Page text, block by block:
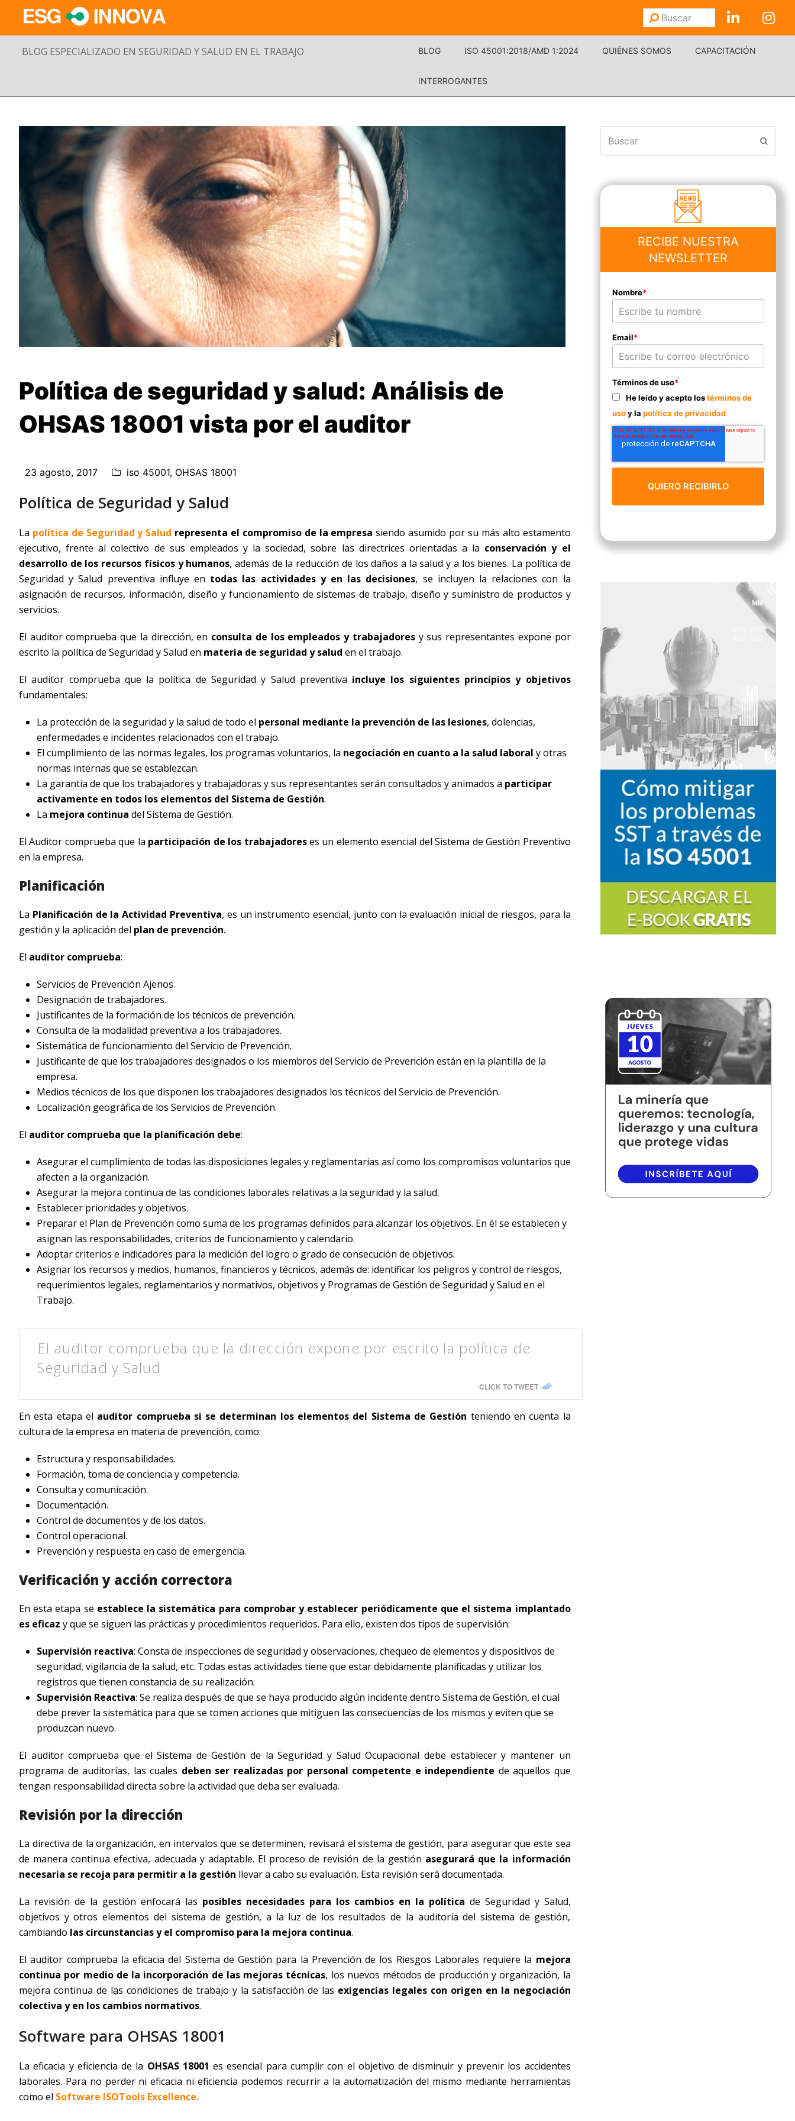
Buscar
BLOG ESPECIALIZADO EN SEGURIDAD Y SALUD EN EL TRABAJO BLOG ISO 45001:2018/AMD 1:2024 QUIÉNES SOMOS CAPACITACIÓN
INTERROGANTES
Política de seguridad y salud: Análisis de
OHSAS 18001 vista por el auditor
23 agosto, 2017 iso 45001, OHSAS 18001
Política de Seguridad y Salud
La política de Seguridad y Salud representa el compromiso de la empresa siendo asumido por su más alto estamento
ejecutivo, frente al colectivo de sus empleados y la sociedad, sobre las directrices orientadas a la conservación y el
desarrollo de los recursos físicos y humanos, además de la reducción de los daños a la salud y a los bienes. La política de
Seguridad y Salud preventiva influye en todas las actividades y en las decisiones, se incluyen la relaciones con la
asignación de recursos, información, diseño y funcionamiento de sistemas de trabajo, diseño y suministro de productos y
servicios.
El auditor comprueba que la dirección, en consulta de los empleados y trabajadoresy sus representantes expone por
escrito la política de Seguridad y Salud en materia de seguridad y salud en el trabajo.
El auditor comprueba que la política de Seguridad y Salud preventiva incluye los siguientes principios y objetivos
fundamentales:
La protección de la seguridad y la salud de todo el personal mediante la prevención de las lesiones, dolencias,
enfermedades e incidentes relacionados con el trabajo.
El cumplimiento de las normas legales, los programas voluntarios, la negociación en cuanto a la salud laboral y otras
normas internas que se establezcan.
La garantía de que los trabajadores y trabajadoras y sus representantes serán consultados y animados a participar
activamente en todos los elementos del Sistema de Gestión.
La mejora continua del Sistema de Gestión.
El Auditor comprueba que la participación de los trabajadoreses un elemento esencial del Sistema de Gestión Preventivo
en la empresa.
Planificación
La Planificación de la Actividad Preventiva, es un instrumento esencial, junto con la evaluación inicial de riesgos, para la
gestión y la aplicación del plan de prevención.
El auditor comprueba:
Servicios de Prevención Ajenos.
Designación de trabajadores.
Justificantes de la formación de los técnicos de prevención.
Consulta de la modalidad preventiva a los trabajadores.
Sistemática de funcionamiento del Servicio de Prevención.
Justificante de que los trabajadores designados o los miembros del Servicio de Prevención están en la plantilla de la
empresa.
Medios técnicos de los que disponen los trabajadores designados los técnicos del Servicio de Prevención.
Localización geográfica de los Servicios de Prevención.
El auditor comprueba que la planificación debe:
Asegurar el cumplimiento de todas las disposiciones legales y reglamentarias así como los compromisos voluntarios que
afecten a la organización.
Asegurar la mejora continua de las condiciones laborales relativas a la seguridad y la salud.
Establecer prioridades y objetivos.
Preparar el Plan de Prevención como suma de los programas definidos para alcanzar los objetivos. En él se establecen y
asignan las responsabilidades, criterios de funcionamiento y calendario.
Adoptar criterios e indicadores para la medición del logro o grado de consecución de objetivos.
Asignar los recursos y medios, humanos, financieros y técnicos, además de: identificar los peligros y control de riesgos,
requerimientos legales, reglamentarios y normativos, objetivos y Programas de Gestión de Seguridad y Salud en el
Trabajo.
El auditor comprueba que la dirección expone por escrito la política de
Seguridad y Salud
CLICK TO TWEET
En esta etapa el auditor comprueba si se determinan los elementos del Sistema de Gestión teniendo en cuenta la
cultura de la empresa en materia de prevención, como:
Estructura y responsabilidades.
Formación, toma de conciencia y competencia.
Consulta y comunicación.
Documentación.
Control de documentos y de los datos.
Control operacional.
Prevención y respuesta en caso de emergencia.
Verificación y acción correctora
En esta etapa se establece la sistemática para comprobar y establecer periódicamente que el sistema implantado
es eficaz y que se siguen las prácticas y procedimientos requeridos. Para ello, existen dos tipos de supervisión:
Supervisión reactiva: Consta de inspecciones de seguridad y observaciones, chequeo de elementos y dispositivos de
seguridad, vigilancia de la salud, etc. Todas estas actividades tiene que estar debidamente planificadas y utilizar los
registros que tienen constancia de su realización.
Supervisión Reactiva: Se realiza después de que se haya producido algún incidente dentro Sistema de Gestión, el cual
debe prever la sistemática para que se tomen acciones que mitiguen las consecuencias de los mismos y eviten que se
produzcan nuevo.
El auditor comprueba que el Sistema de Gestión de la Seguridad y Salud Ocupacional debe establecer y mantener un
programa de auditorías, las cuales deben ser realizadas por personal competente e independiente de aquellos que
tengan responsabilidad directa sobre la actividad que deba ser evaluada.
Revisión por la dirección
La directiva de la organización, en intervalos que se determinen, revisará el sistema de gestión, para asegurar que este sea
de manera continua efectiva, adecuada y adaptable. El proceso de revisión de la gestión asegurará que la información
necesaria se recoja para permitir a la gestión llevar a cabo su evaluación. Esta revisión será documentada.
La revisión de la gestión enfocará las posibles necesidades para los cambios en la política de Seguridad y Salud,
objetivos y otros elementos del sistema de gestión, a la luz de los resultados de la auditoría del sistema de gestión,
cambiando las circunstancias y el compromiso para la mejora continua.
El auditor comprueba la eficacia del Sistema de Gestión para la Prevención de los Riesgos Laborales requiere la mejora
continua por medio de la incorporación de las mejoras técnicas, los nuevos métodos de producción y organización, la
mejora continua de las condiciones de trabajo y la satisfacción de las exigencias legales con origen en la negociación
colectiva y en los cambios normativos.
Software para OHSAS 18001
La eficacia y eficiencia de la OHSAS 18001 es esencial para cumplir con el objetivo de disminuir y prevenir los accidentes
laborales. Para no perder ni eficacia ni eficiencia podemos recurrir a la automatización del mismo mediante herramientas
como el Software ISOTools Excellence.
RECIBE NUESTRA
NEWSLETTER
Nombre*
Email*
Términos de uso*
He leído y acepto lostérminos de
usoy la política de privacidad